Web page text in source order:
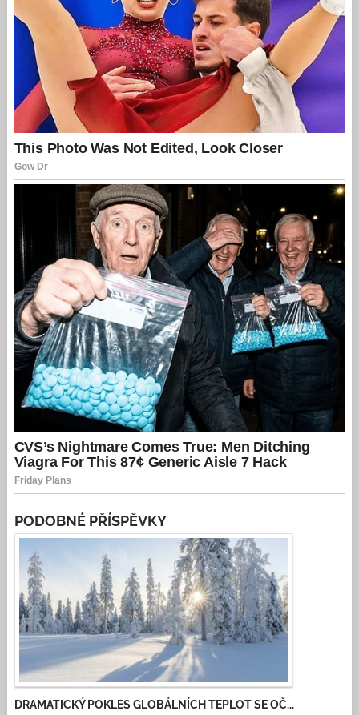
PODOBNÉ PŘÍSPĚVKY
DRAMATICKÝ POKLES GLOBÁLNÍCH TEPLOT SE OČ...